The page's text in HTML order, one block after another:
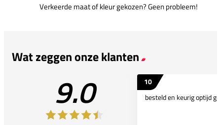
Verkeerde maat of kleur gekozen? Geen probleem!
Wat zeggen onze klanten
9.0
10
besteld en keurig optijd